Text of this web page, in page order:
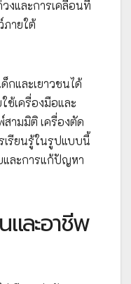
งและการเคลื่อนที่
ภายใต้
กและเยาวชนได้
ช้เครื่องมือและ
ามมิติ เครื่องตัด
เรียนรู้ในรูปแบบนี้
ละการแก้ปัญหา
และอาชีพ